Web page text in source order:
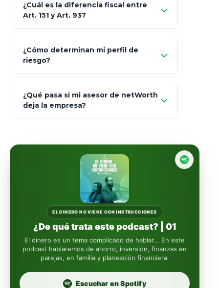
MetLife (MetaLife)
Prudential
Fintual
Principal
Sura
Insignia Life
Profuturo
¿Cuál es la diferencia fiscal entre
Art. 151 y Art. 93?
Art.
93
totalmente
libres de impuestos
¿Cómo determinan mi perfil de
riesgo?
¿Qué pasa si mi asesor de netWorth
deja la empresa?
automáticamente
EL DINERO NO VIENE CON INSTRUCCIONES
¿De qué trata este podcast? | 01
El dinero es un tema complicado de hablar... En este
podcast hablaremos de ahorro, inversión, finanzas en
parejas, en familia y planeación financiera.
Escuchar en Spotify